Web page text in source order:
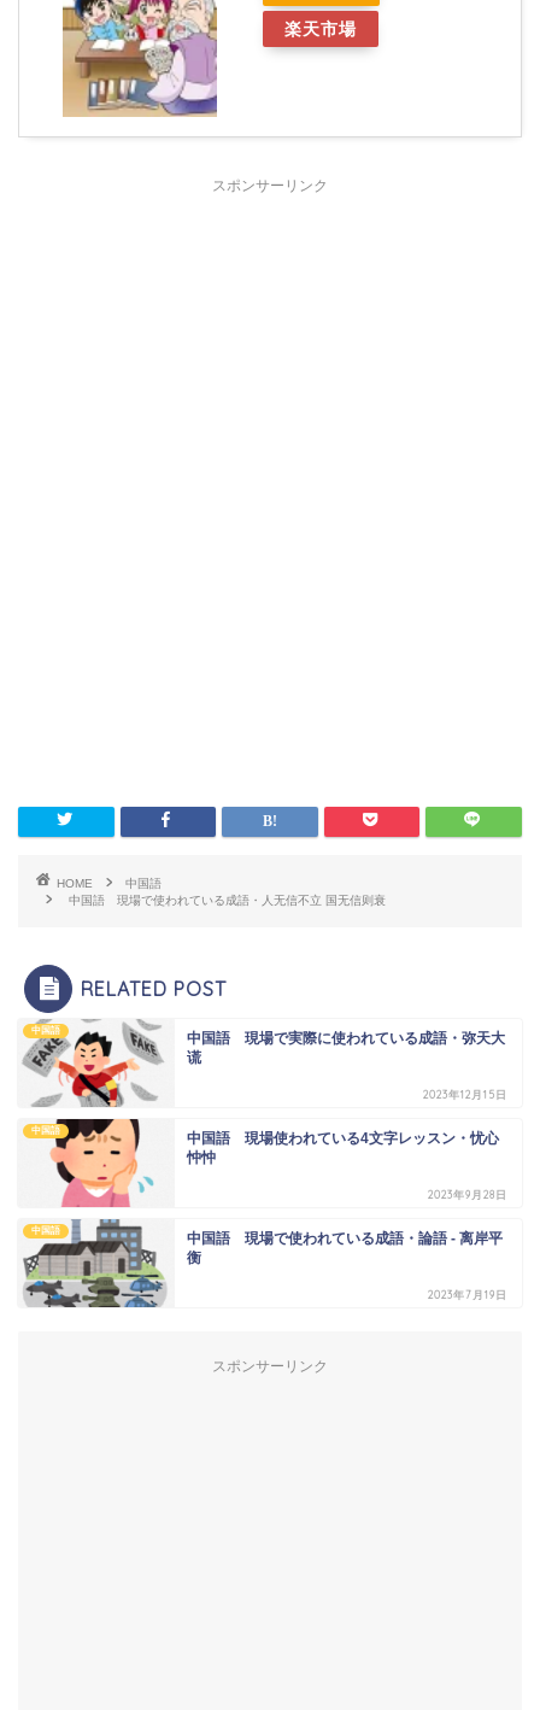
楽天市場
スポンサーリンク
HOME
中国語
中国語 現場で使われている成語・人无信不立 国无信则衰
RELATED POST
中国語
中国語 現場で実際に使われている成語・弥天大
谎
2023年12月15日
中国語
中国語 現場使われている4文字レッスン・忧心
忡忡
2023年9月28日
中国語
中国語 現場で使われている成語・論語 - 离岸平
衡
2023年7月19日
スポンサーリンク